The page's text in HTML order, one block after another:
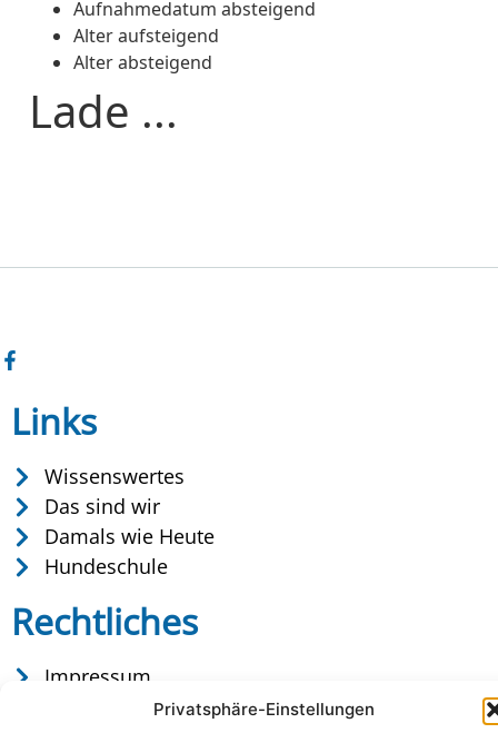
Privatsphäre-Einstellungen
Aufnahmedatum absteigend
Alter aufsteigend
Alter absteigend
Lade ...
Links
Wissenswertes
Das sind wir
Damals wie Heute
Hundeschule
Rechtliches
Impressum
Datenschutz